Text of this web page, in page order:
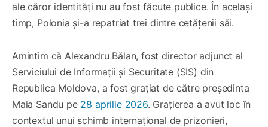
ale căror identități nu au fost făcute publice. În același
timp, Polonia și-a repatriat trei dintre cetățenii săi.
Amintim că Alexandru Bălan, fost director adjunct al
Serviciului de Informații și Securitate (SIS) din
Republica Moldova, a fost grațiat de către președinta
Maia Sandu pe 28 aprilie 2026. Grațierea a avut loc în
contextul unui schimb internațional de prizonieri,